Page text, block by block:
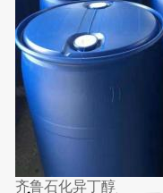
齐鲁石化异丁醇